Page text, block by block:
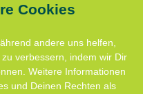
Cookies
andere uns helfen,
verbessern, indem wir Dir
Weitere Informationen
und Deinen Rechten als